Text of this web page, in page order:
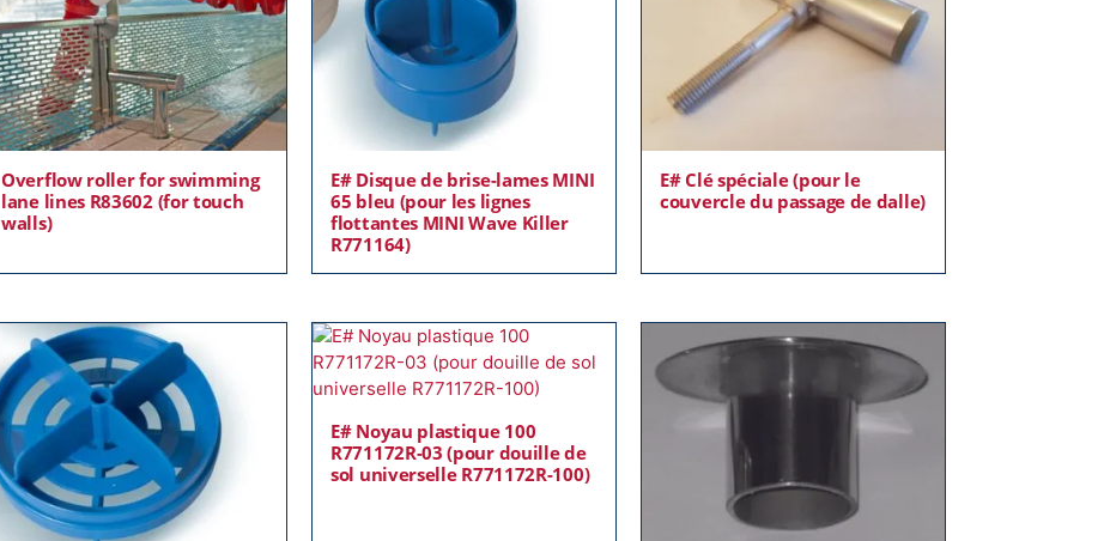
Overflow roller for swimming
lane lines R83602 (for touch
walls)
E# Disque de brise-lames MINI
65 bleu (pour les lignes
flottantes MINI Wave Killer
R771164)
E# Clé spéciale (pour le
couvercle du passage de dalle)
E# Noyau plastique 100
R771172R-03 (pour douille de
sol universelle R771172R-100)